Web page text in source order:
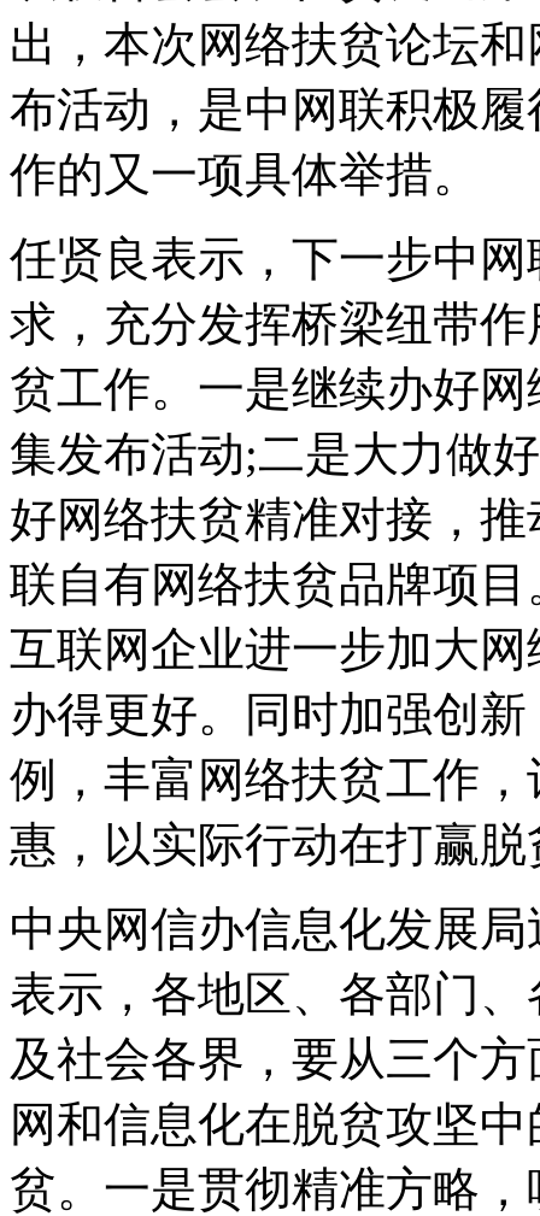
出，本次网络扶贫论坛
布活动，是中网联积极
作的又一项具体举措。
任贤良表示，下一步中
求，充分发挥桥梁纽带
贫工作。一是继续办好
集发布活动;二是大力做
好网络扶贫精准对接，
联自有网络扶贫品牌项
互联网企业进一步加大
办得更好。同时加强创
例，丰富网络扶贫工作
惠，以实际行动在打赢
中央网信办信息化发展
表示，各地区、各部门
及社会各界，要从三个
网和信息化在脱贫攻坚
贫。一是贯彻精准方略